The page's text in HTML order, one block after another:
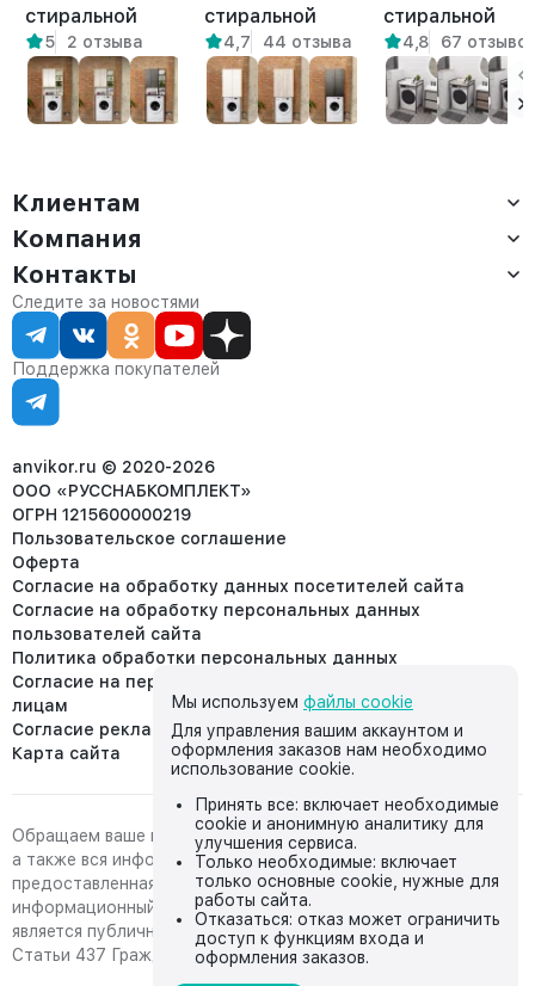
стиральной
машины Креус
амаретто
5 2 отзыва
стиральной
машиной
напольный Гата
амаретто
4,7 44 отзыва
стиральной
сушильной
машин Шексна
белый/
амаретто
4,8 67
Клиентам
Доставка
Оплата
Сервис
Статус заказа
Статьи
Компания
О компании
Контакты
Партнёрам
Контакты
Отдел продаж:
8 (800) 234-22-62
corp@anvikor.ru
Ежедневно, с 7:00-19:00 (МСК)
Отдел рекламации:
8 (953) 455-25-61
Следите за новостями
Поддержка покупателей
anvikor.ru © 2020-2026
ООО «РУССНАБКОМПЛЕКТ»
ОГРН 1215600000219
Пользовательское соглашение
Оферта
Согласие на обработку данных посетителей сайта
Согласие на обработку персональных данных
пользователей сайта
Политика обработки персональных данных
Согласие на передачу персональных данных третьим
лицам
Согласие реклама
Карта сайта
Обращаем ваше внимание на то, что данный интернет-сайт,
а также вся информация о товарах и ценах,
предоставленная на нём, носит исключительно
информационный характер и ни при каких условиях не
является публичной офертой, определяемой положениями
Статьи 437 Гражданского кодекса Российской Федерации.
Мы используем файлы cookie
Для управления вашим аккаунтом и
оформления заказов нам необходимо
использование cookie.
Принять все: включает необходимые
cookie и анонимную аналитику для
улучшения сервиса.
Только необходимые: включает
только основные cookie, нужные для
работы сайта.
Отказаться: отказ может ограничить
доступ к функциям входа и
оформления заказов.